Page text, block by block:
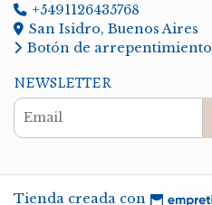
+5491126435768
San Isidro, Buenos Aires
Botón de arrepentimiento
NEWSLETTER
Tienda creada con